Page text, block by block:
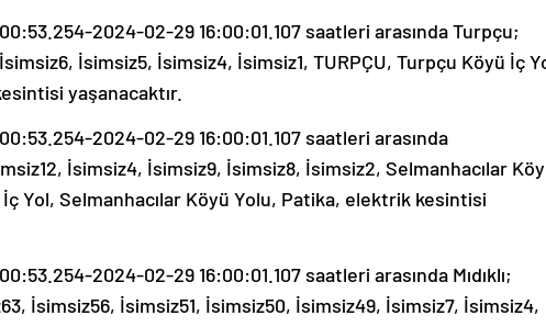
2024-02-29 16:00:01.107 saatleri arasında Turpçu;
İsimsiz5, İsimsiz4, İsimsiz1, TURPÇU, Turpçu Köyü İç
yaşanacaktır.
2024-02-29 16:00:01.107 saatleri arasında
İsimsiz4, İsimsiz9, İsimsiz8, İsimsiz2, Selmanhacılar
Yol, Selmanhacılar Köyü Yolu, Patika, elektrik kesintisi
2024-02-29 16:00:01.107 saatleri arasında Mıdıklı;
İsimsiz56, İsimsiz51, İsimsiz50, İsimsiz49, İsimsiz7, İsimsiz4,